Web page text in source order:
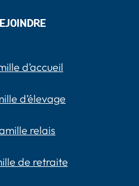
d’accueil
d’élevage
relais
de retraite